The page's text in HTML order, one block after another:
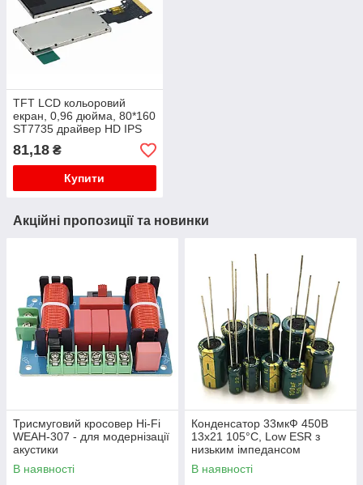
TFT LCD кольоровий
екран, 0,96 дюйма, 80*160
ST7735 драйвер HD IPS
екран
81,18 ₴
Купити
Акційні пропозиції та новинки
Трисмуговий кросовер Hi-Fi
WEAH-307 - для модернізації
акустики
В наявності
Конденсатор 33мкФ 450В
13x21 105°C, Low ESR з
низьким імпедансом
В наявності